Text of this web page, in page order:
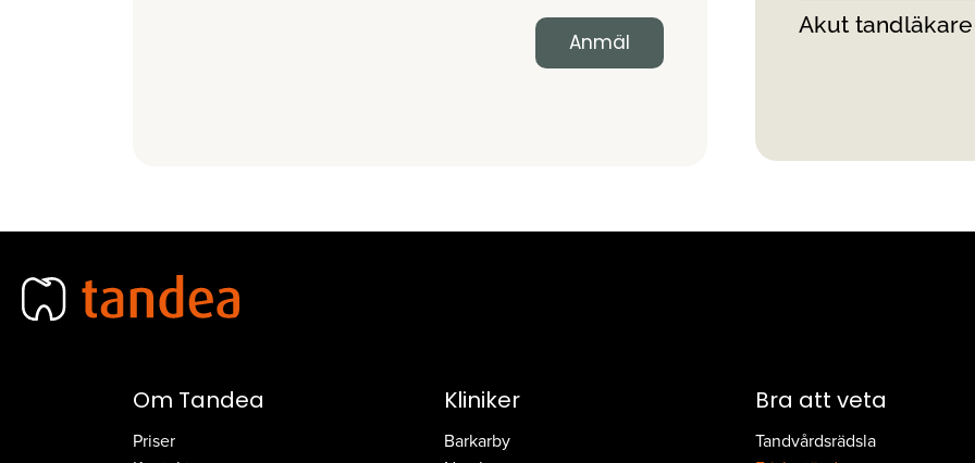
Akut tandläkare
Om Tandea
Priser
Kliniker
Barkarby
Bra att veta
Tandvårdsrädsla